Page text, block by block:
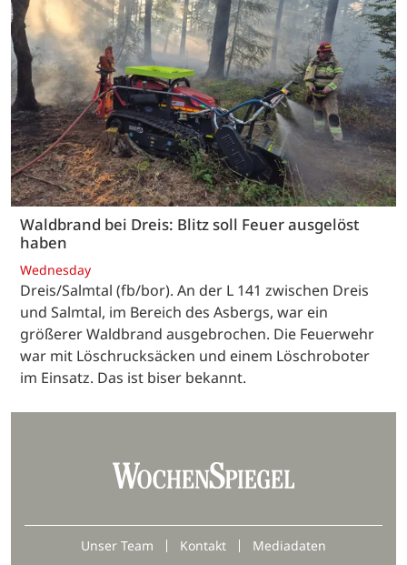
Waldbrand bei Dreis: Blitz soll Feuer ausgelöst
haben
Wednesday
Dreis/Salmtal (fb/bor). An der L 141 zwischen Dreis
und Salmtal, im Bereich des Asbergs, war ein
größerer Waldbrand ausgebrochen. Die Feuerwehr
war mit Löschrucksäcken und einem Löschroboter
im Einsatz. Das ist biser bekannt.
Unser Team Kontakt
Mediadaten